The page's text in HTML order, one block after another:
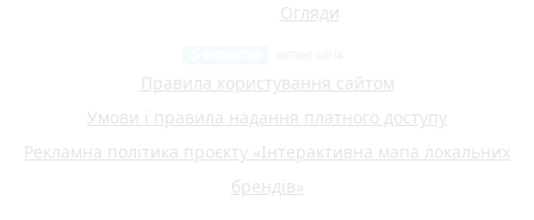
Огляди
Правила користування сайтом
Умови і правила надання платного доступу
Рекламна політика проєкту «Інтерактивна мапа локальних
брендів»